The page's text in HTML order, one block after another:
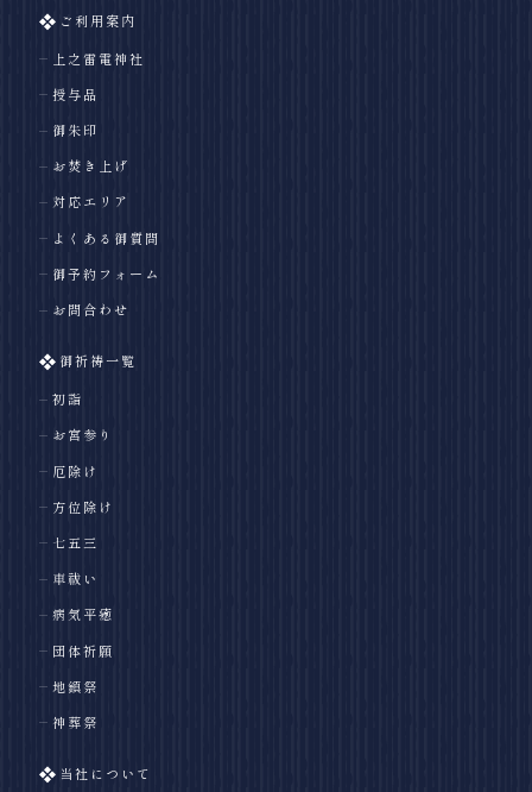
ご利用案内
上之雷電神社
授与品
御朱印
お焚き上げ
対応エリア
よくある御質問
御予約フォーム
お問合わせ
御祈祷一覧
初詣
お宮参り
厄除け
方位除け
七五三
車祓い
病気平癒
団体祈願
地鎮祭
神葬祭
当社について